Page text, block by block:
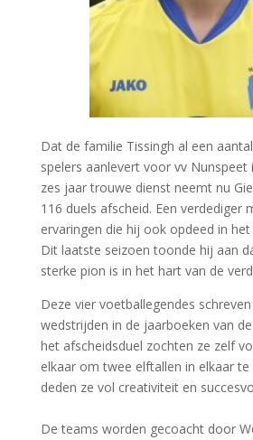
Dat de familie Tissingh al een
spelers aanlevert voor vv Nunspeet
zes jaar trouwe dienst neemt nu
116 duels afscheid. Een verdediger
ervaringen die hij ook opdeed in
Dit laatste seizoen toonde hij aan
sterke pion is in het hart van de
Deze vier voetballegendes
wedstrijden in de jaarboeken van
het afscheidsduel zochten ze zelf
elkaar om twee elftallen in elkaar
deden ze vol creativiteit en
De teams worden gecoacht door